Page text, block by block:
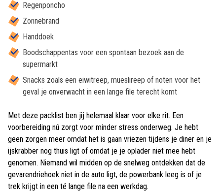
Regenponcho
Zonnebrand
Handdoek
Boodschappentas voor een spontaan bezoek aan de
supermarkt
Snacks zoals een eiwitreep, mueslireep of noten voor het
geval je onverwacht in een lange file terecht komt
Met deze packlist ben jij helemaal klaar voor elke rit. Een
voorbereiding nú zorgt voor minder stress onderweg. Je hebt
geen zorgen meer omdat het is gaan vriezen tijdens je diner en je
ijskrabber nog thuis ligt of omdat je je oplader niet mee hebt
genomen. Niemand wil midden op de snelweg ontdekken dat de
gevarendriehoek niet in de auto ligt, de powerbank leeg is of je
trek krijgt in een té lange file na een werkdag.